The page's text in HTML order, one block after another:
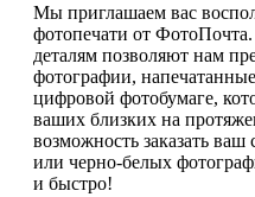
Мы приглашаем вас
фотопечати от
деталям позволяют нам
фотографии,
цифровой фотобумаге,
ваших близких на
возможность заказать
или черно-белых
и быстро!